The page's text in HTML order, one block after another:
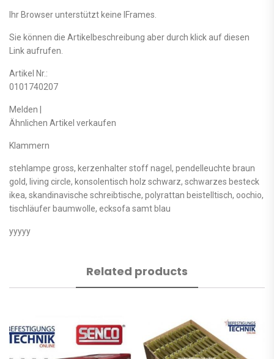
Ihr Browser unterstützt keine IFrames.
Sie können die Artikelbeschreibung aber durch klick auf diesen
Link aufrufen.
Artikel Nr.:
0101740207
Melden |
Ähnlichen Artikel verkaufen
Klammern
stehlampe gross, kerzenhalter stoff nagel, pendelleuchte braun
gold, living circle, konsolentisch holz schwarz, schwarzes besteck
ikea, skandinavische schreibtische, polyrattan beistelltisch, oochio,
tischläufer baumwolle, ecksofa samt blau
yyyyy
Related products